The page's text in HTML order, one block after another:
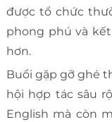
được tổ chức
phong phú và
hơn.
Buổi gặp gỡ ghé
hội hợp tác sâu
English mà còn